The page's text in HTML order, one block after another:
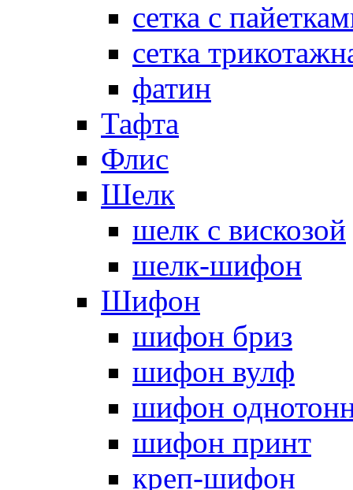
сетка с
сетка
фатин
Тафта
Флис
Шелк
шелк с вискозой
шелк-шифон
Шифон
шифон бриз
шифон вулф
шифон
шифон принт
креп-шифон